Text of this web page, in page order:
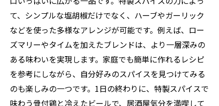
て、シンプルな塩胡椒だけでなく、ハーブやガーリック
などを使った多様なアレンジが可能です。例えば、ロー
ズマリーやタイムを加えたブレンドは、より一層深みの
ある味わいを実現します。家庭でも簡単に作れるレシピ
を参考にしながら、自分好みのスパイスを見つけてみる
のも楽しみの一つです。1日の終わりに、特製スパイスで
味わう骨付鶏と冷えたビールで、居酒屋気分を満喫して